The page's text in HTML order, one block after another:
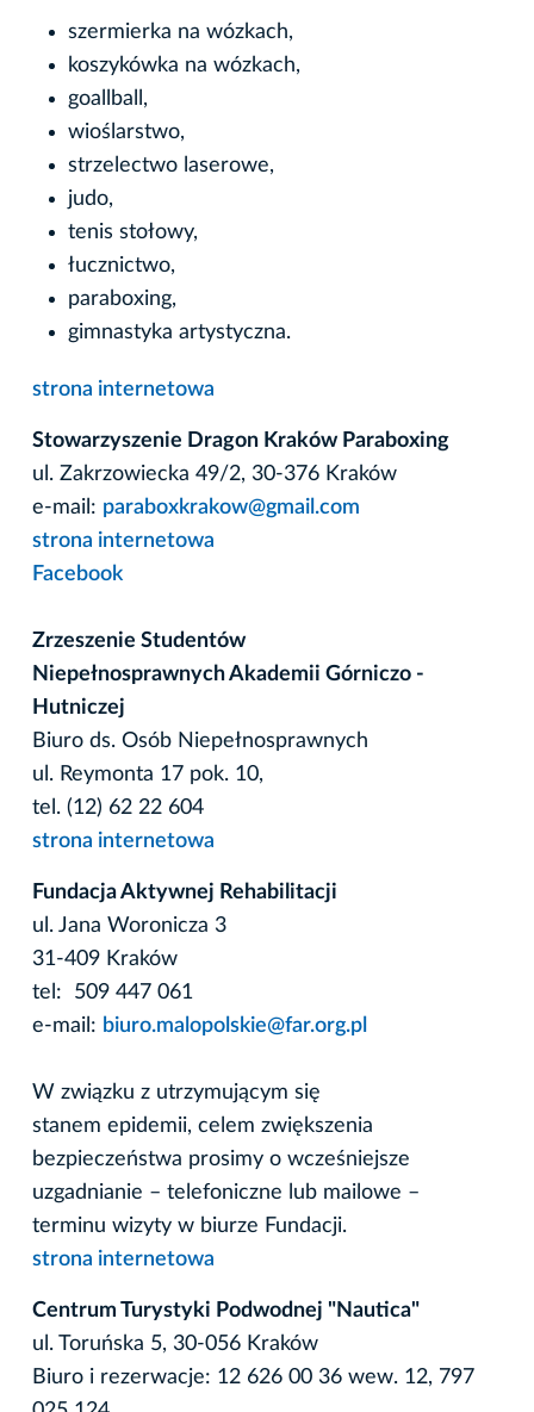
szermierka na wózkach,
koszykówka na wózkach,
goallball,
wioślarstwo,
strzelectwo laserowe,
judo,
tenis stołowy,
łucznictwo,
paraboxing,
gimnastyka artystyczna.
strona internetowa
Stowarzyszenie Dragon Kraków Paraboxing
ul. Zakrzowiecka 49/2, 30-376 Kraków
e-mail: paraboxkrakow@gmail.com
strona internetowa
Facebook
Zrzeszenie Studentów
Niepełnosprawnych Akademii Górniczo -
Hutniczej
Biuro ds. Osób Niepełnosprawnych
ul. Reymonta 17 pok. 10,
tel. (12) 62 22 604
strona internetowa
Fundacja Aktywnej Rehabilitacji
ul. Jana Woronicza 3
31-409 Kraków
tel: 509 447 061
e-mail: biuro.malopolskie@far.org.pl
W związku z utrzymującym się
stanem epidemii, celem zwiększenia
bezpieczeństwa prosimy o wcześniejsze
uzgadnianie – telefoniczne lub mailowe –
terminu wizyty w biurze Fundacji.
strona internetowa
Centrum Turystyki Podwodnej "Nautica"
ul. Toruńska 5, 30-056 Kraków
Biuro i rezerwacje: 12 626 00 36 wew. 12, 797